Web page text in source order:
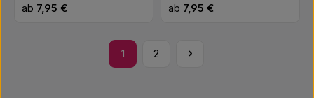
Regulärer Preis:
ab 7,95 € Regulärer Preis:
ab 7,95 €
Seite
1
Seite
2